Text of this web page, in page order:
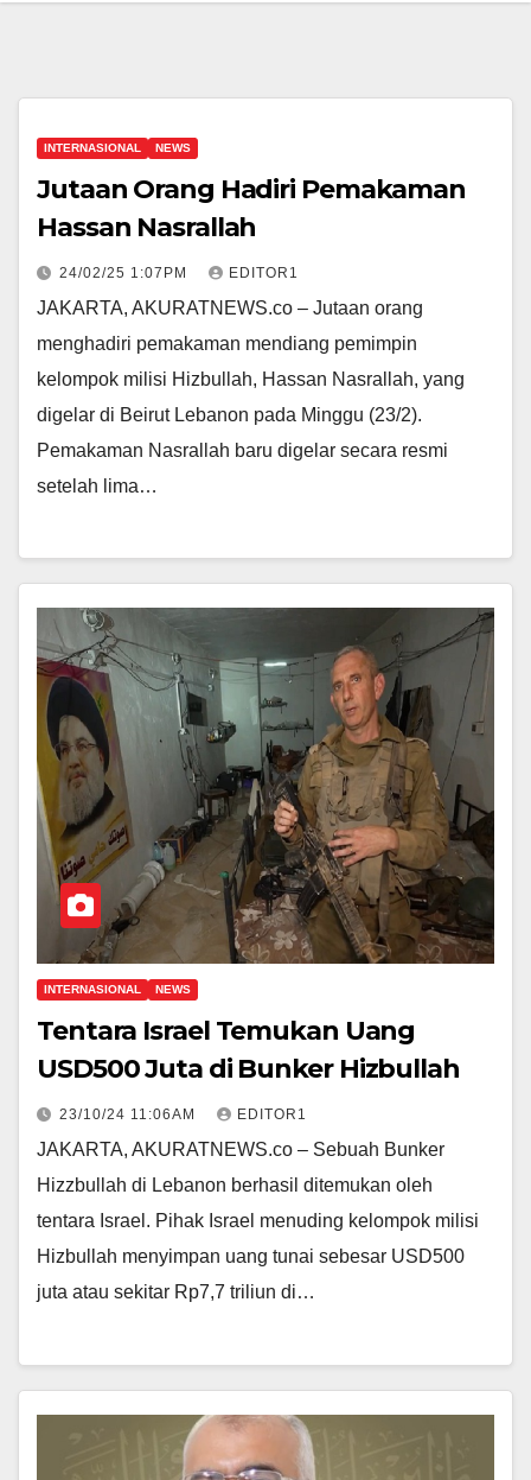
INTERNASIONAL NEWS
Jutaan Orang Hadiri Pemakaman
Hassan Nasrallah
24/02/25 1:07PM EDITOR1
JAKARTA, AKURATNEWS.co – Jutaan orang
menghadiri pemakaman mendiang pemimpin
kelompok milisi Hizbullah, Hassan Nasrallah, yang
digelar di Beirut Lebanon pada Minggu (23/2).
Pemakaman Nasrallah baru digelar secara resmi
setelah lima…
INTERNASIONAL NEWS
Tentara Israel Temukan Uang
USD500 Juta di Bunker Hizbullah
23/10/24 11:06AM EDITOR1
JAKARTA, AKURATNEWS.co – Sebuah Bunker
Hizzbullah di Lebanon berhasil ditemukan oleh
tentara Israel. Pihak Israel menuding kelompok milisi
Hizbullah menyimpan uang tunai sebesar USD500
juta atau sekitar Rp7,7 triliun di…